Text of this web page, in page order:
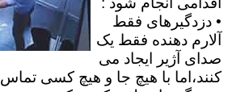
• دزدگیرهای فقط
آلارم دهنده فقط یک
صدای آژیر ایجاد می
کنند،اما با هیچ جا و هیچ کسی